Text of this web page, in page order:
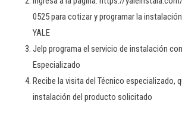
0525 para cotizar y programar la
YALE
Jelp programa el servicio de instalación
Especializado
Recibe la visita del Técnico especializado,
instalación del producto solicitado